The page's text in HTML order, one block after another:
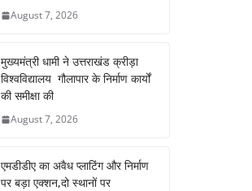
August 7, 2026
मुख्यमंत्री धामी ने उत्तराखंड क्रीड़ा
विश्वविद्यालय गौलापार के निर्माण कार्यों
की समीक्षा की
August 7, 2026
एमडीडीए का अवैध प्लाटिंग और निर्माण
पर बड़ा एक्शन,दो स्थानों पर